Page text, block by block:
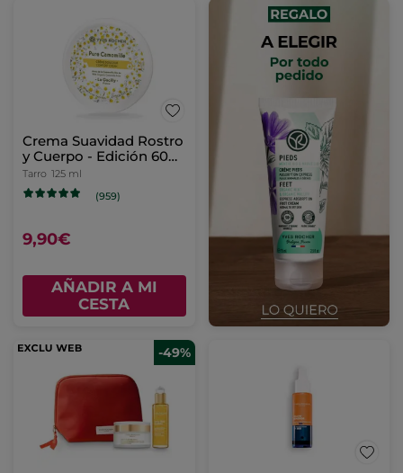
Crema Suavidad Rostro
y Cuerpo - Edición 60
años
Tarro 125 ml
(959)
9,90€
AÑADIR A MI
CESTA
-49%